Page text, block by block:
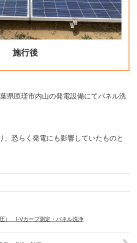
施行後
県匝瑳市内山の発電設備にてパネル洗
、恐らく発電にも影響していたものと
） I-Vカーブ測定・パネル洗浄